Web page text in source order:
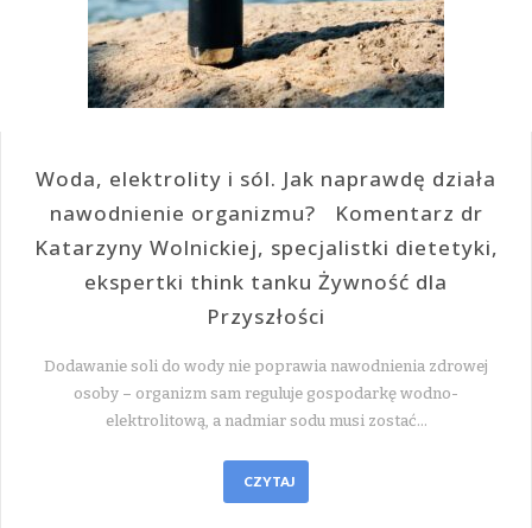
Woda, elektrolity i sól. Jak naprawdę działa
nawodnienie organizmu? Komentarz dr
Katarzyny Wolnickiej, specjalistki dietetyki,
ekspertki think tanku Żywność dla
Przyszłości
Dodawanie soli do wody nie poprawia nawodnienia zdrowej
osoby – organizm sam reguluje gospodarkę wodno-
elektrolitową, a nadmiar sodu musi zostać…
CZYTAJ